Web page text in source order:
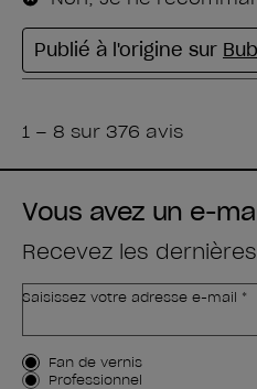
Vous avez un e-
Recevez les
Saisissez votre adresse e-mail *
Type de client
Fan de vernis
Professionnel